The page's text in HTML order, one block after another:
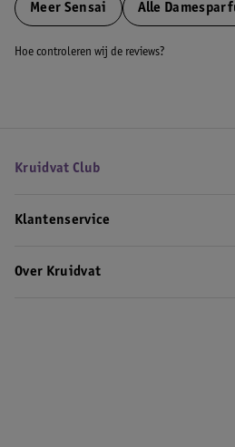
Meer Sensai Alle
Hoe controleren wij de reviews?
Kruidvat Club
Klantenservice
Over Kruidvat